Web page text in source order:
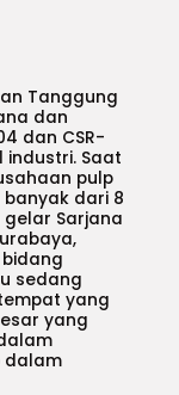
Tanggung
dan
dan CSR-
industri. Saat
pulp
dari 8
gelar Sarjana
sedang
yang
yang
dalam